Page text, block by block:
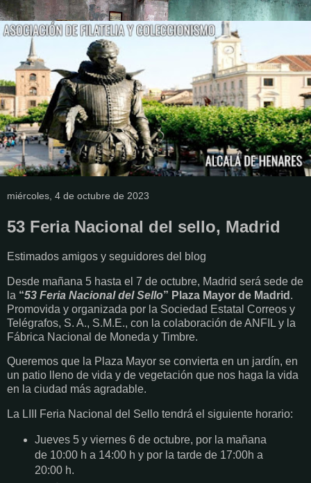
miércoles, 4 de octubre de 2023
53 Feria Nacional del sello, Madrid
Estimados amigos y seguidores del blog
Desde mañana 5 hasta el 7 de octubre, Madrid será sede de
la “53 Feria Nacional del Sello” Plaza Mayor de Madrid .
Promovida y organizada por la Sociedad Estatal Correos y
Telégrafos, S. A., S.M.E., con la colaboración de ANFIL y la
Fábrica Nacional de Moneda y Timbre.
Queremos que la Plaza Mayor se convierta en un jardín, en
un patio lleno de vida y de vegetación que nos haga la vida
en la ciudad más agradable.
La LIII Feria Nacional del Sello tendrá el siguiente horario:
Jueves 5 y viernes 6 de octubre, por la mañana
de 10:00 h a 14:00 h y por la tarde de 17:00h a
20:00 h.